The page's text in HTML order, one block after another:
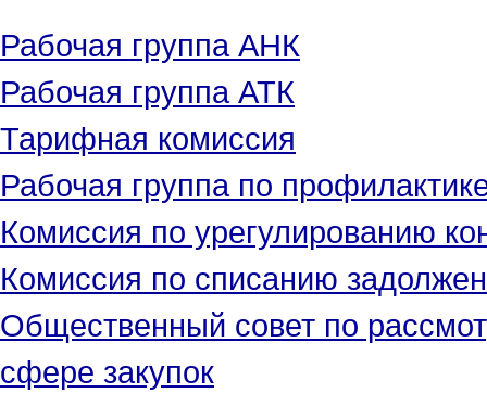
Рабочая группа АНК
Рабочая группа АТК
Тарифная комиссия
Рабочая группа по
Комиссия по урегулированию
Комиссия по списанию
Общественный совет по
сфере закупок